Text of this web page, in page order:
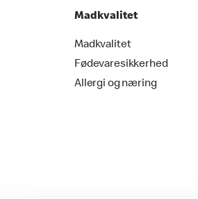
Madkvalitet
Madkvalitet
Fødevaresikkerhed
Allergi og næring